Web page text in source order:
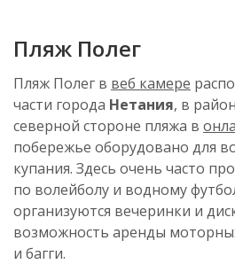
Пляж Полег
Пляж Полег в веб камере
части города Нетания, в
северной стороне пляжа в
побережье оборудовано для
купания. Здесь очень часто
по волейболу и водному
организуются вечеринки и
возможность аренды
и багги.